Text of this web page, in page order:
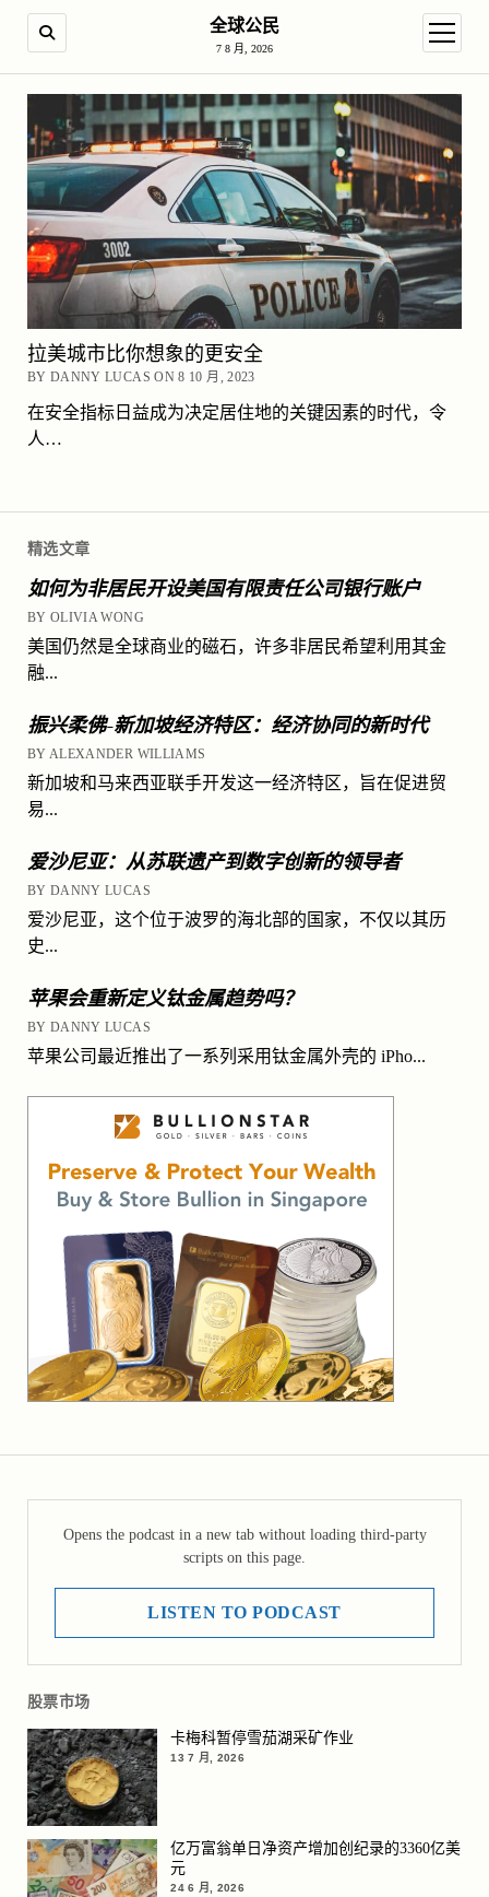
全球公民
7 8 月, 2026
open
精选文章
如何为非居民开设美国有限责任公司银行账户
BY OLIVIA WONG
美国仍然是全球商业的磁石，许多非居民希望利用其金
融...
振兴柔佛-新加坡经济特区：经济协同的新时代
BY ALEXANDER WILLIAMS
新加坡和马来西亚联手开发这一经济特区，旨在促进贸
易...
爱沙尼亚：从苏联遗产到数字创新的领导者
BY DANNY LUCAS
爱沙尼亚，这个位于波罗的海北部的国家，不仅以其历
史...
苹果会重新定义钛金属趋势吗？
BY DANNY LUCAS
苹果公司最近推出了一系列采用钛金属外壳的 iPho...
拉美城市比你想象的更安全
BY DANNY LUCAS ON 8 10 月, 2023
在安全指标日益成为决定居住地的关键因素的时代，令
人…
Opens the podcast in a new tab without loading third-party
scripts on this page.
LISTEN TO PODCAST
股票市场
卡梅科暂停雪茄湖采矿作业
13 7 月, 2026
亿万富翁单日净资产增加创纪录的3360亿美
元
24 6 月, 2026